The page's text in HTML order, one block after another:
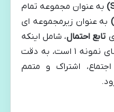
به عنوان مجموعه تمام
به عنوان زیرمجموعه ای
تابع احتمال، شامل اینکه
احتمال هر پیشامد بین ۰ و ۱ است و احتمال فضای نمونه ۱ است، به دقت
اجتماع، اشتراک و متمم